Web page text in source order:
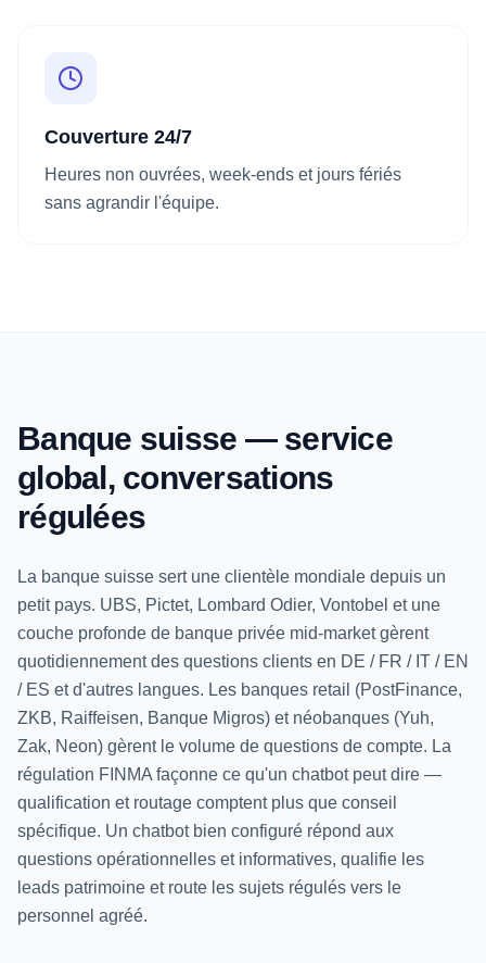
Couverture 24/7
Heures non ouvrées, week-ends et jours fériés
sans agrandir l'équipe.
Banque suisse — service
global, conversations
régulées
La banque suisse sert une clientèle mondiale depuis un
petit pays. UBS, Pictet, Lombard Odier, Vontobel et une
couche profonde de banque privée mid-market gèrent
quotidiennement des questions clients en DE / FR / IT / EN
/ ES et d'autres langues. Les banques retail (PostFinance,
ZKB, Raiffeisen, Banque Migros) et néobanques (Yuh,
Zak, Neon) gèrent le volume de questions de compte. La
régulation FINMA façonne ce qu'un chatbot peut dire —
qualification et routage comptent plus que conseil
spécifique. Un chatbot bien configuré répond aux
questions opérationnelles et informatives, qualifie les
leads patrimoine et route les sujets régulés vers le
personnel agréé.